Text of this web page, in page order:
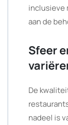
inclusieve
aan de
Sfeer
De
nadeel is